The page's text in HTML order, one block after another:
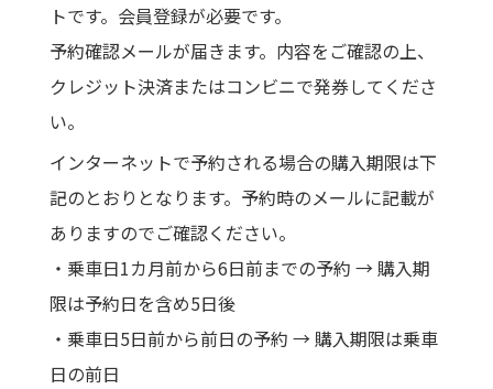
トです。会員登録が必要です。
予約確認メールが届きます。内容をご確認の上、
クレジット決済またはコンビニで発券してくださ
い。
インターネットで予約される場合の購入期限は下
記のとおりとなります。予約時のメールに記載が
ありますのでご確認ください。
・乗車日1カ月前から6日前までの予約 → 購入期
限は予約日を含め5日後
・乗車日5日前から前日の予約 → 購入期限は乗車
日の前日